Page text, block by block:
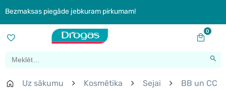
Bezmaksas piegāde jebkuram pirkumam!
0
Uz sākumu Kosmētika Sejai
BB un CC